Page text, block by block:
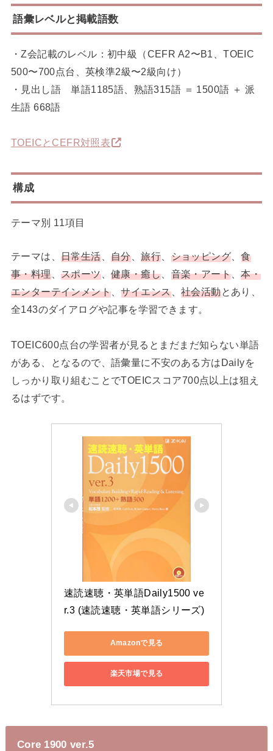
語彙レベルと掲載語数
・Z会記載のレベル：初中級（CEFR A2〜B1、TOEIC
500〜700点台、英検準2級〜2級向け）
・見出し語 単語1185語、熟語315語 ＝ 1500語 ＋ 派
生語 668語
TOEICとCEFR対照表
構成
テーマ別 11項目
テーマは、 日常生活、自分、旅行 ショッピング 、食
事・料理、 スポーツ、健康・癒し 音楽・アート 、本・
エンターテインメント 、サイエンス、 社会活動とあり、
全143のダイアログや記事を学習できます。
TOEIC600点台の学習者が見るとまだまだ知らない単語
がある、となるので、語彙量に不安のある方はDailyを
しっかり取り組むことでTOEICスコア700点以上は狙え
るはずです。
速読速聴・英単語Daily1500 ve
r.3 (速読速聴・英単語シリーズ)
Amazonで見る
楽天市場で見る
Core 1900 ver.5